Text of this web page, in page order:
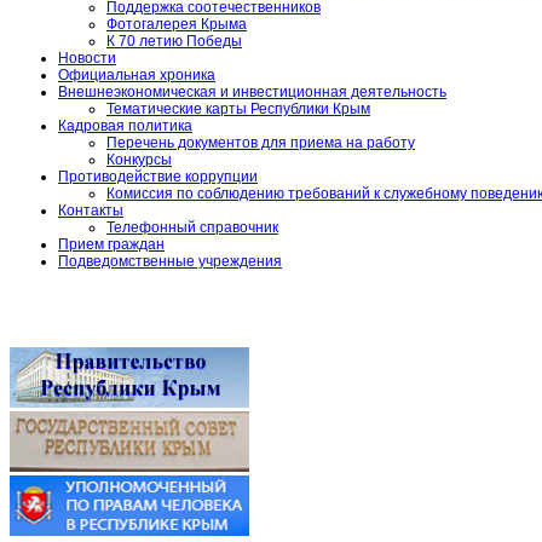
Поддержка соотечественников
Фотогалерея Крыма
К 70 летию Победы
Новости
Официальная хроника
Внешнеэкономическая и инвестиционная деятельность
Тематические карты Республики Крым
Кадровая политика
Перечень документов для приема на работу
Конкурсы
Противодействие коррупции
Комиссия по соблюдению требований к служебному
Контакты
Телефонный справочник
Прием граждан
Подведомственные учреждения